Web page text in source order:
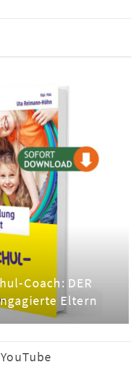
Coach: DER
Eltern
YouTube